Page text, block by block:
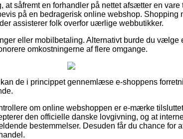
at såfremt en forhandler på nettet afsætter en vare
på en bedragerisk online webshop. Shopping
assisterer folk overfor uærlige webbutikker.
eller mobilbetaling. Alternativt burde du vælge
omkostningerne af flere omgange.
de i princippet gennemlæse e-shoppens
om online webshoppen er e-mærke
den officielle danske lovgivning, og at
bestemmelser. Desuden får du chance for